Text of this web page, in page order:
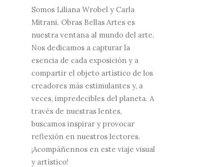
Somos Liliana Wrobel y Carla
Mitrani. Obras Bellas Artes es
nuestra ventana al mundo del arte.
Nos dedicamos a capturar la
esencia de cada exposición y a
compartir el objeto artístico de los
creadores más estimulantes y, a
veces, impredecibles del planeta. A
través de nuestras lentes,
buscamos inspirar y provocar
reflexión en nuestros lectores.
¡Acompáñennos en este viaje visual
y artístico!